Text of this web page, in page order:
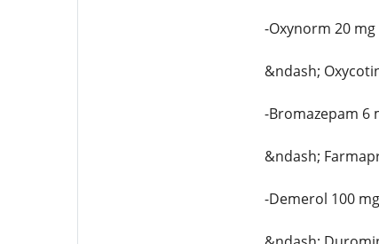
-Oxynorm 20 mg
&ndash;
-Bromazepam 6
&ndash;
-Demerol 100 mg